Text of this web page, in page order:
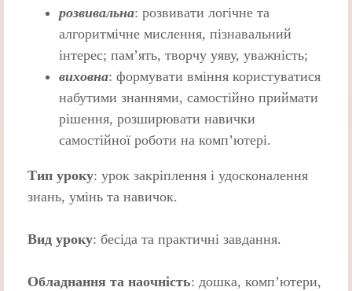
розвивальна: розвивати логічне та
алгоритмічне мислення, пізнавальний
інтерес; пам’ять, творчу уяву, уважність;
виховна: формувати вміння користуватися
набутими знаннями, самостійно приймати
рішення, розширювати навички
самостійної роботи на комп’ютері.
Тип уроку: урок закріплення і удосконалення
знань, умінь та навичок.
Вид уроку: бесіда та практичні завдання.
Обладнання та наочність: дошка, комп’ютери,